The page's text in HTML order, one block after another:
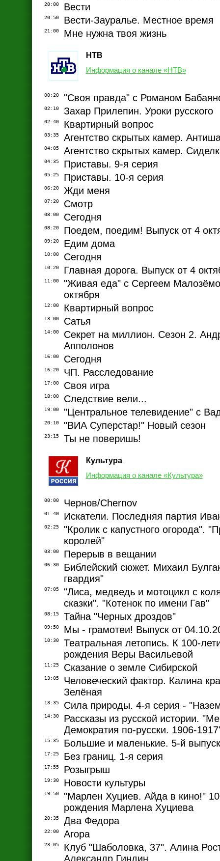
20:00 Вести
20:50 Вести-Зауралье. Местное время
21:00 Мне нужна твоя жизнь
НТВ
Информация о канале «НТВ»
00:20 "Своя правда" с Романом
02:10 Захар Прилепин. Уроки русского
02:40 Квартирный вопрос
03:35 Агентство скрытых камер.
04:05 Агентство скрытых камер.
04:35 Приставы. 9-я серия
05:25 Приставы. 10-я серия
06:20 Жди меня
07:20 Смотр
08:00 Сегодня
08:20 Поедем, поедим! Выпуск от 4
09:20 Едим дома
10:00 Сегодня
10:20 Главная дорога. Выпуск от 4
11:00
"Живая еда" с Сергеем
октября
12:00 Квартирный вопрос
13:00 Сатья
14:00
Секрет на миллион. Сезон 2.
Апполонов
16:00 Сегодня
16:20 ЧП. Расследование
17:00 Своя игра
18:00 Следствие вели...
19:00 "Центральное телевидение" с
20:10 "ВИА Суперстар!" Новый сезон
23:15 Ты не поверишь!
Культура
Информация о канале «Культура»
00:00 Чернов/Chernov
01:40 Искатели. Последняя партия
02:25
"Кролик с капустного огорода".
королей"
03:00 Перерыв в вещании
06:30
Библейский сюжет. Михаил
гвардия"
07:05
"Лиса, медведь и мотоцикл с
сказки". "Котенок по имени Гав"
08:15 Тайна "Черных дроздов"
09:50 Мы - грамотеи! Выпуск от
10:30
Театральная летопись. К 100-
рождения Веры Васильевой
11:25 Сказание о земле Сибирской
13:05
Человеческий фактор. Калина
Зелёная
13:35 Сила природы. 4-я серия -
14:30
Рассказы из русской истории.
Демократия по-русски. 1906-
15:35 Большие и маленькие. 5-й выпуск
17:25 Без границ. 1-я серия
17:55 Розыгрыш
19:30 Новости культуры
19:50
"Марлен Хуциев. Айда в кино!"
рождения Марлена Хуциева
20:35 Два Федора
22:00 Агора
23:05
Клуб "Шаболовка, 37". Алина
Александр Гиндин